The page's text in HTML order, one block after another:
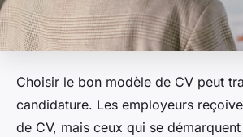
Choisir le bon modèle de CV peut
candidature. Les employeurs
de CV, mais ceux qui se